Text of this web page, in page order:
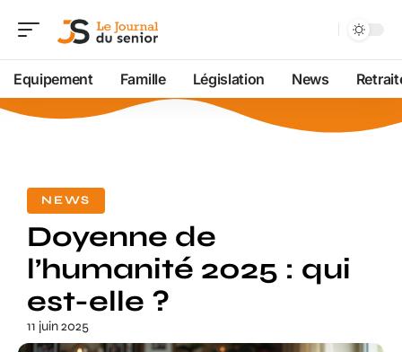
Equipement Famille Législation News
NEWS
Doyenne de
l’humanité 2025 : qui
est-elle ?
11 juin 2025